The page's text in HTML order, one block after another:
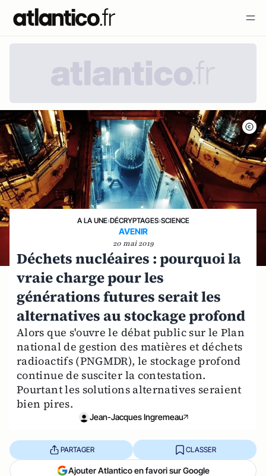
A LA UNE›DÉCRYPTAGES›SCIENCE
AVENIR
20 mai 2019
Déchets nucléaires : pourquoi la
vraie charge pour les
générations futures serait les
alternatives au stockage profond
Alors que s'ouvre le débat public sur le Plan
national de gestion des matières et déchets
radioactifs (PNGMDR), le stockage profond
continue de susciter la contestation.
Pourtant les solutions alternatives seraient
bien pires.
Jean-Jacques Ingremeau
PARTAGER CLASSER
Ajouter Atlantico en favori sur Google